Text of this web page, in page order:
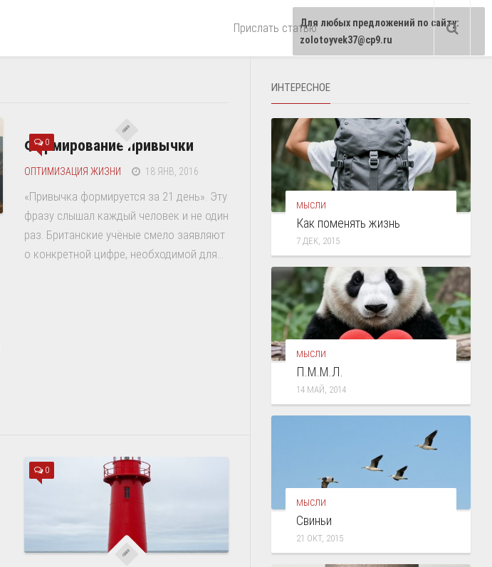
Прислать статью
0
Формирование привычки
ОПТИМИЗАЦИЯ ЖИЗНИ 18 ЯНВ, 2016
«Привычка формируется за 21 день». Эту
фразу слышал каждый человек и не один
раз. Британские учёные смело заявляют
о конкретной цифре, необходимой для...
0
ИНТЕРЕСНОЕ
МЫСЛИ
Как поменять жизнь
7 ДЕК, 2015
МЫСЛИ
П.М.М.Л.
14 МАЙ, 2014
МЫСЛИ
Свиньи
21 ОКТ, 2015
Для любых предложений по сайту:
zolotoyvek37@cp9.ru